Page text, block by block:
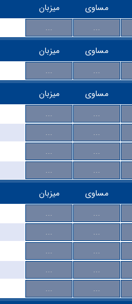
میزبان مساوی
... ...
میزبان مساوی
... ...
میزبان مساوی
... ...
... ...
... ...
... ...
میزبان مساوی
... ...
... ...
... ...
... ...
... ...